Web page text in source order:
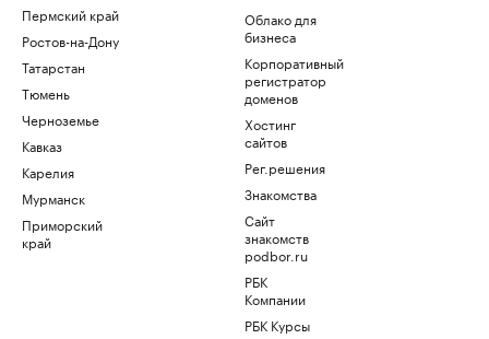
Пермский край
Ростов-на-Дону
Татарстан
Тюмень
Черноземье
Кавказ
Карелия
Мурманск
Приморский
край
Облако для
бизнеса
Корпоративный
регистратор
доменов
Хостинг
сайтов
Рег.решения
Знакомства
Сайт
знакомств
podbor.ru
РБК
Компании
РБК Курсы